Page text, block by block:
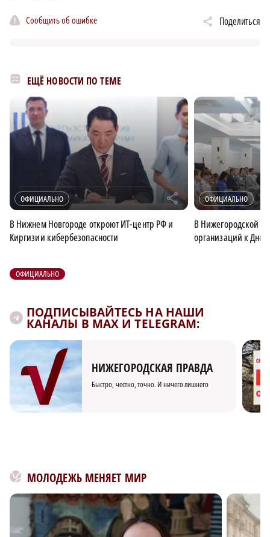
Сообщить об ошибке Поделиться
ЕЩЁ НОВОСТИ ПО ТЕМЕ
ОФИЦИАЛЬНО r
В Нижнем Новгороде откроют ИТ-центр РФ и
Киргизии кибербезопасности
ОФИЦИАЛЬНО
В Нижегородской
организаций к Дню
ОФИЦИАЛЬНО
ПОДПИСЫВАЙТЕСЬ НА НАШИ
КАНАЛЫ В MAX И TELEGRAM:
НИЖЕГОРОДСКАЯ ПРАВДА
Быстро, честно, точно. И ничего лишнего
МОЛОДЕЖЬ МЕНЯЕТ МИР